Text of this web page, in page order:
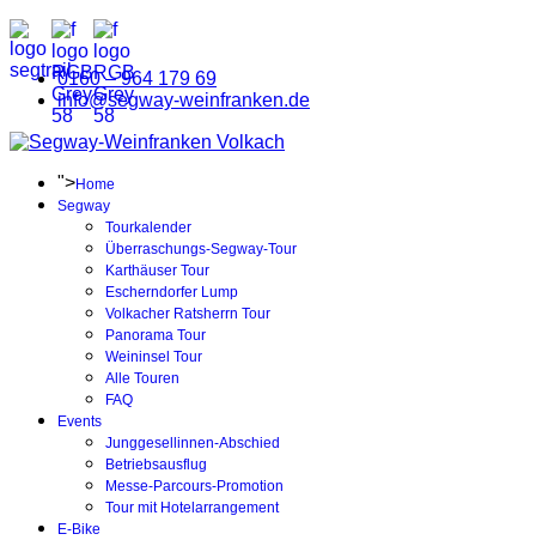
0160 – 964 179 69
info@segway-weinfranken.de
">Home
Segway
Tourkalender
Überraschungs-Segway-Tour
Karthäuser Tour
Escherndorfer Lump
Volkacher Ratsherrn Tour
Panorama Tour
Weininsel Tour
Alle Touren
FAQ
Events
Junggesellinnen-Abschied
Betriebsausflug
Messe-Parcours-Promotion
Tour mit Hotelarrangement
E-Bike